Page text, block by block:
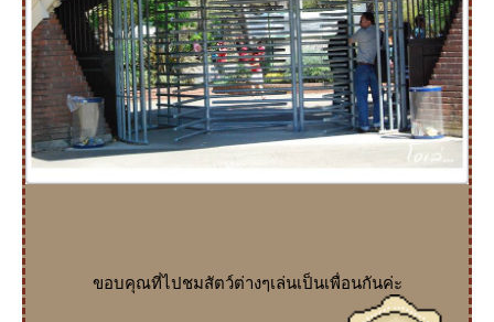
ขอบคุณที่ไปชมสัตว์ต่างๆเล่นเป็นเพื่อนกันค่ะ